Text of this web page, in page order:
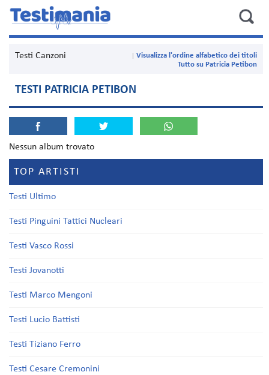
Testi Canzoni
Visualizza l'ordine alfabetico dei titoli
Tutto su Patricia Petibon
TESTI PATRICIA PETIBON
Nessun album trovato
TOP ARTISTI
Testi Ultimo
Testi Pinguini Tattici Nucleari
Testi Vasco Rossi
Testi Jovanotti
Testi Marco Mengoni
Testi Lucio Battisti
Testi Tiziano Ferro
Testi Cesare Cremonini